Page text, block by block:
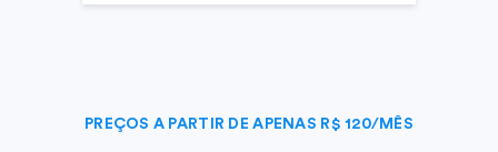
PREÇOS A PARTIR DE APENAS R$ 120/MÊS